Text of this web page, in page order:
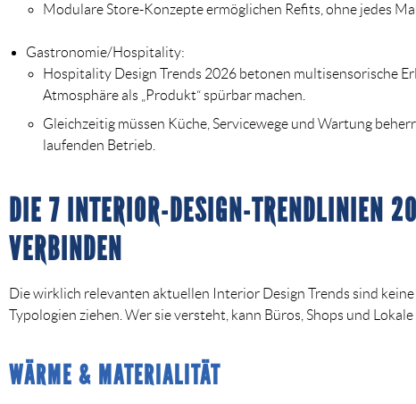
Modulare Store-Konzepte ermöglichen Refits, ohne jedes
Gastronomie/Hospitality:
Hospitality Design Trends 2026 betonen multisensorische
Atmosphäre als „Produkt“ spürbar machen.
Gleichzeitig müssen Küche, Servicewege und Wartung
laufenden Betrieb.
DIE 7 INTERIOR-DESIGN-TRENDLINIEN
VERBINDEN
Die wirklich relevanten aktuellen Interior Design Trends sind
Typologien ziehen. Wer sie versteht, kann Büros, Shops und
WÄRME & MATERIALITÄT